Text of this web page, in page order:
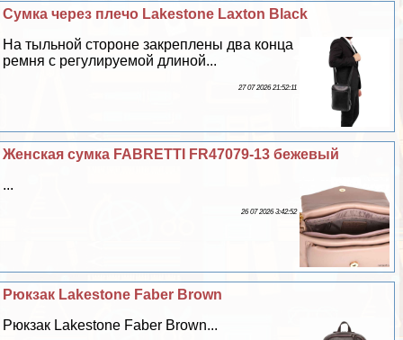
Сумка через плечо Lakestone Laxton Black
На тыльной стороне закреплены два конца
ремня с регулируемой длиной...
27 07 2026 21:52:11
Женская сумка FABRETTI FR47079-13 бежевый
...
26 07 2026 3:42:52
Рюкзак Lakestone Faber Brown
Рюкзак Lakestone Faber Brown...